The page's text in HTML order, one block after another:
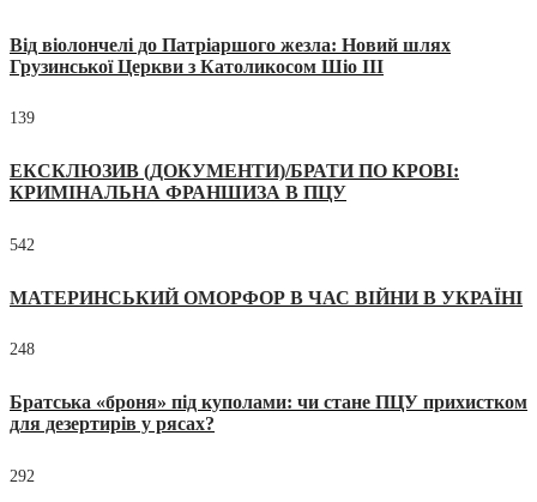
Від віолончелі до Патріаршого жезла: Новий шлях
Грузинської Церкви з Католикосом Шіо III
139
ЕКСКЛЮЗИВ (ДОКУМЕНТИ)/БРАТИ ПО КРОВІ:
КРИМІНАЛЬНА ФРАНШИЗА В ПЦУ
542
МАТЕРИНСЬКИЙ ОМОРФОР В ЧАС ВІЙНИ В УКРАЇНІ
248
Братська «броня» під куполами: чи стане ПЦУ прихистком
для дезертирів у рясах?
292